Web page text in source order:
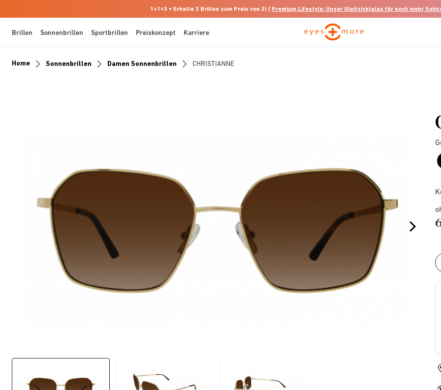
1+1=3 • Erhalte 3 Brillen zum Preis von 2! | Premium Lifestyle: Unser Gleitsichtglas für noch mehr
Brillen Sonnenbrillen Sportbrillen Preiskonzept Karriere
Home Sonnenbrillen Damen Sonnenbrillen CHRISTIANNE